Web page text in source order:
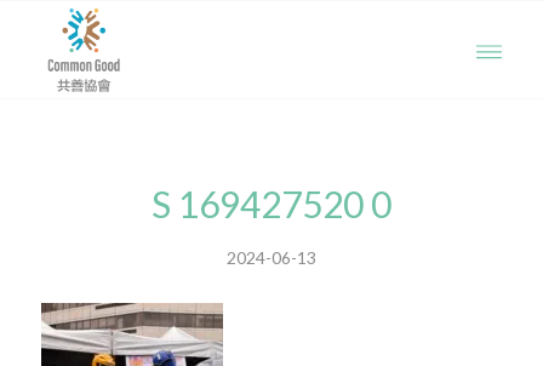
S 169427520 0
2024-06-13